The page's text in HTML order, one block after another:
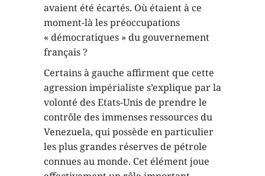
avaient été écartés. Où étaient à ce
moment-là les préoccupations
« démocratiques » du gouvernement
français ?
Certains à gauche affirment que cette
agression impérialiste s’explique par la
volonté des Etats-Unis de prendre le
contrôle des immenses ressources du
Venezuela, qui possède en particulier
les plus grandes réserves de pétrole
connues au monde. Cet élément joue